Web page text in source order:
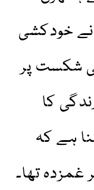
نے خودکشی
شکست پر
کا
ہے کہ
تھا۔